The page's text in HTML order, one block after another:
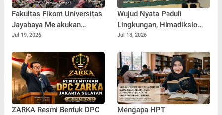
Fakultas Fikom Universitas
Jayabaya Melakukan
Pengabdian Masyarakat
Jul 19, 2026
Wujud Nyata Peduli
Lingkungan, Himadiksio
Untirta Gelar Dialog
dari Desa"
Jul 18, 2026
ZARKA Resmi Bentuk DPC
Mengapa HPT